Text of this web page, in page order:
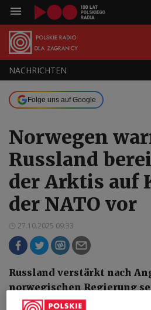
NACHRICHTEN
Folge uns auf Google
Norwegen
Russland
der Arktis auf
der NATO vor
27.10.2025 09:33
Russland verstärkt nach
norwegischen Regierung
Präsenz in der Arktis und